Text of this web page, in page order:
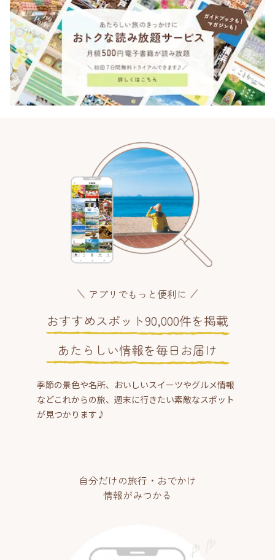
アプリでもっと便利に
おすすめスポット90,000件を掲載
あたらしい情報を毎日お届け
季節の景色や名所、おいしいスイーツやグルメ情報
などこれからの旅、週末に行きたい素敵なスポット
が見つかります♪
自分だけの旅行・おでかけ
情報がみつかる